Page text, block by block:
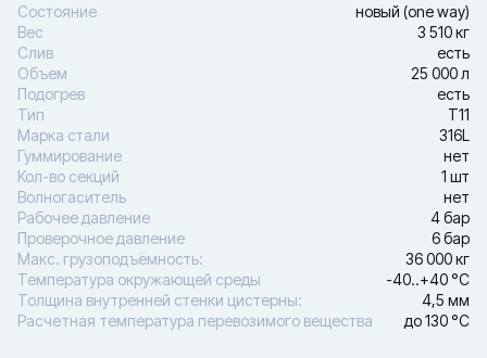
Состояние
новый (one way)
Вес
3 510 кг
Слив
есть
Объем
25 000 л
Подогрев
есть
Тип
Т11
Марка стали
316L
Гуммирование
нет
Кол-во секций
1 шт
Волногаситель
нет
Рабочее давление
4 бар
Проверочное давление
6 бар
Макс. грузоподъёмность:
36 000 кг
Температура окружающей среды
-40..+40 °С
Толщина внутренней стенки цистерны:
4,5 мм
Расчетная температура перевозимого вещества
до 130 °С